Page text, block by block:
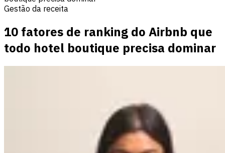
Gestão da receita
10 fatores de ranking do Airbnb que
todo hotel boutique precisa dominar